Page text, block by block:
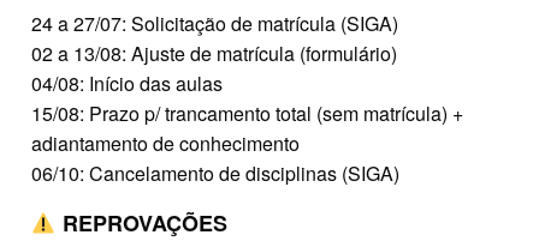
24 a 27/07: Solicitação de matrícula (SIGA)
02 a 13/08: Ajuste de matrícula (formulário)
04/08: Início das aulas
15/08: Prazo p/ trancamento total (sem matrícula) +
adiantamento de conhecimento
06/10: Cancelamento de disciplinas (SIGA)
REPROVAÇÕES